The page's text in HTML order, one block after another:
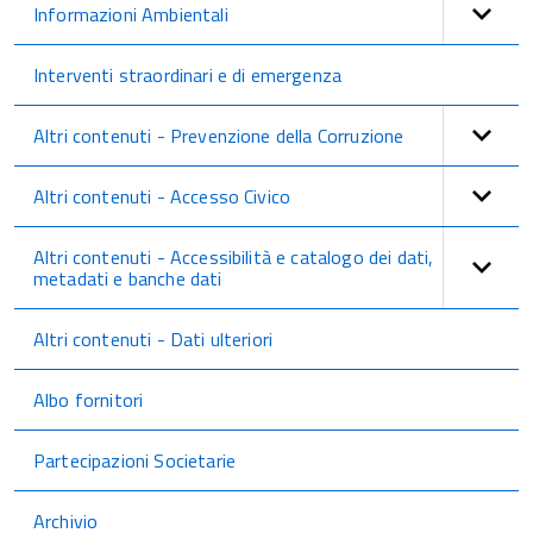
Informazioni Ambientali
Interventi straordinari e di emergenza
Altri contenuti - Prevenzione della Corruzione
Altri contenuti - Accesso Civico
Altri contenuti - Accessibilità e catalogo dei dati,
metadati e banche dati
Altri contenuti - Dati ulteriori
Albo fornitori
Partecipazioni Societarie
Archivio